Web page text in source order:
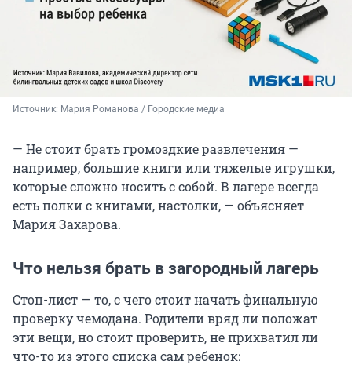
Источник: Мария Романова / Городские медиа
— Не стоит брать громоздкие развлечения —
например, большие книги или тяжелые игрушки,
которые сложно носить с собой. В лагере всегда
есть полки с книгами, настолки, — объясняет
Мария Захарова.
Что нельзя брать в загородный лагерь
Стоп-лист — то, с чего стоит начать финальную
проверку чемодана. Родители вряд ли положат
эти вещи, но стоит проверить, не прихватил ли
что-то из этого списка сам ребенок: